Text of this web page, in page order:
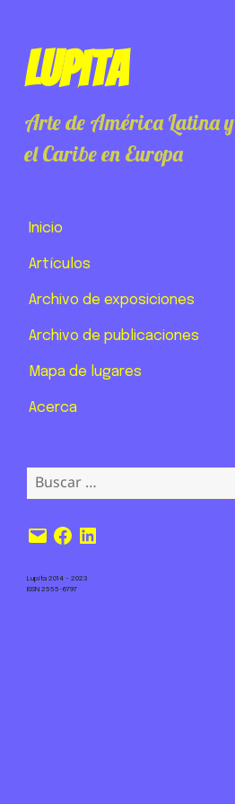
Lupita
Arte de América Latina y
el Caribe en Europa
Inicio
Artículos
Archivo de exposiciones
Archivo de publicaciones
Mapa de lugares
Acerca
Buscar:
Correo
electrónico
Facebook
LinkedIn
Lupita 2014 – 2023
ISSN 2555-6797